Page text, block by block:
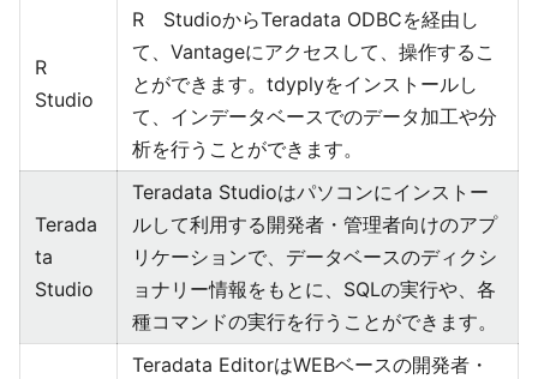
R
Studio
R StudioからTeradata ODBCを経由し
て、Vantageにアクセスして、操作するこ
とができます。tdyplyをインストールし
て、インデータベースでのデータ加工や分
析を行うことができます。
Terada
ta
Studio
Teradata Studioはパソコンにインストー
ルして利用する開発者・管理者向けのアプ
リケーションで、データベースのディクシ
ョナリー情報をもとに、SQLの実行や、各
種コマンドの実行を行うことができます。
Teradata EditorはWEBベースの開発者・